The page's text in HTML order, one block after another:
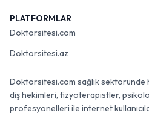
PLATFORMLAR
Doktorsitesi.com
Doktorsitesi.az
Doktorsitesi.com sağlık sektöründe
diş hekimleri, fizyoterapistler,
profesyonelleri ile internet